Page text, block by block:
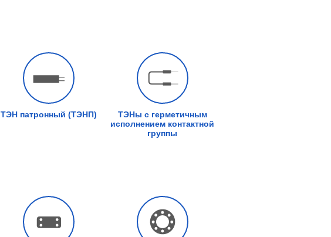
ТЭН патронный (ТЭНП)
ТЭНы с герметичным
исполнением контактной
группы